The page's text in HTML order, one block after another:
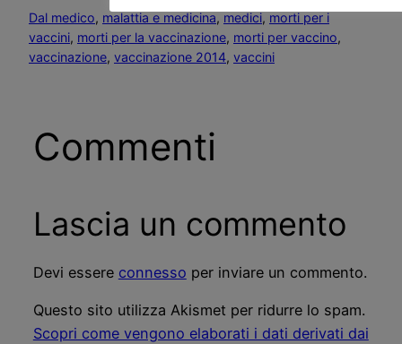
Dal medico, malattia e medicina, medici, morti per i
vaccini, morti per la vaccinazione, morti per vaccino
vaccinazione, vaccinazione 2014, vaccini
Commenti
Lascia un commento
Devi essere connesso per inviare un commento.
Questo sito utilizza Akismet per ridurre lo spam.
Scopri come vengono elaborati i dati derivati dai